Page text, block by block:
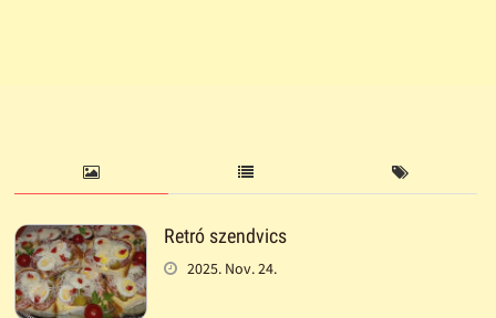
Retró szendvics
2025. Nov. 24.